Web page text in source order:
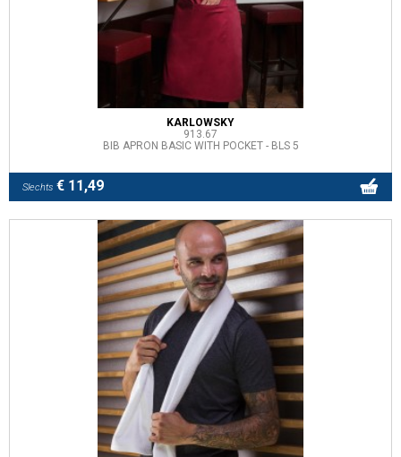
KARLOWSKY
913.67
BIB APRON BASIC WITH POCKET - BLS 5
Slechts € 11,49